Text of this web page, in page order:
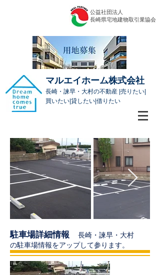
公益社団法人
​長崎県宅地建物取引業協会
マルエイホーム株式会社
長崎・諫早・大村の不動産 |売りたい|
買いたい|貸したい|借りたい
駐車場詳細情報 長崎・諫早・大村
の駐車場情報をアップして参ります。